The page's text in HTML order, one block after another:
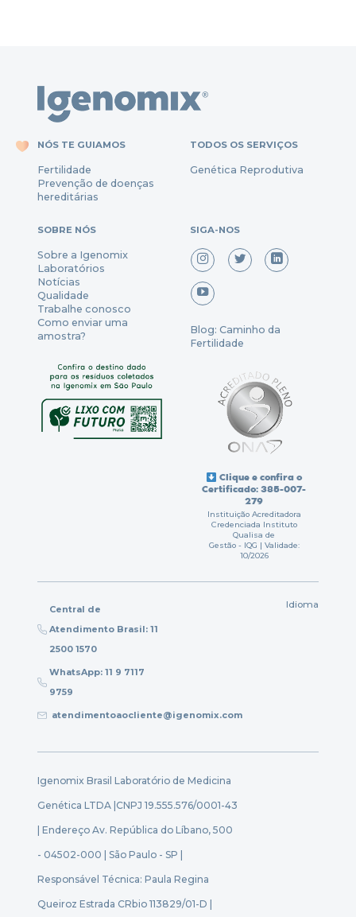
NÓS TE GUIAMOS
Fertilidade
Prevenção dedoenças
hereditárias
TODOS OS SERVIÇOS
Genética Reprodutiva
SOBRE NÓS
Sobre a Igenomix
Laboratórios
Notícias
Qualidade
Trabalhe conosco
Como enviar uma
amostra?
SIGA-NOS
Blog: Caminho da
Fertilidade
Clique e confira o
Certificado: 385-007-
279
Instituição Acreditadora
Credenciada Instituto
Qualisa de
Gestão - IQG | Validade:
10/2026
Central de
Atendimento Brasil: 11
2500 1570
WhatsApp: 11 9 7117
9759
atendimentoaocliente@igenomix.com
Idioma
Igenomix Brasil Laboratório de Medicina
Genética LTDA |CNPJ 19.555.576/0001-43
| Endereço Av. República do Líbano, 500
- 04502-000 | São Paulo - SP |
Responsável Técnica: Paula Regina
Queiroz Estrada CRbio 113829/01-D |